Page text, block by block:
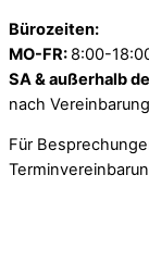
Bürozeiten:
MO-FR: 8:00-
SA & außerhalb
nach Vereinbarung
Für